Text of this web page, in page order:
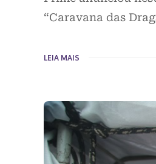
“Caravana das
LEIA MAIS